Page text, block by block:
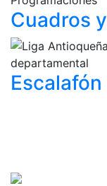
Cuadros y
Escalafón